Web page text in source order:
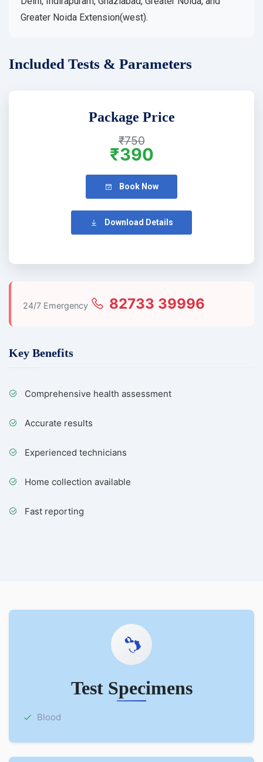
Greater Noida Extension(west).
Included Tests & Parameters
Package Price
₹750
₹390
Book Now
Download Details
24/7 Emergency 82733 39996
Key Benefits
Comprehensive health assessment
Accurate results
Experienced technicians
Home collection available
Fast reporting
Test Specimens
Blood